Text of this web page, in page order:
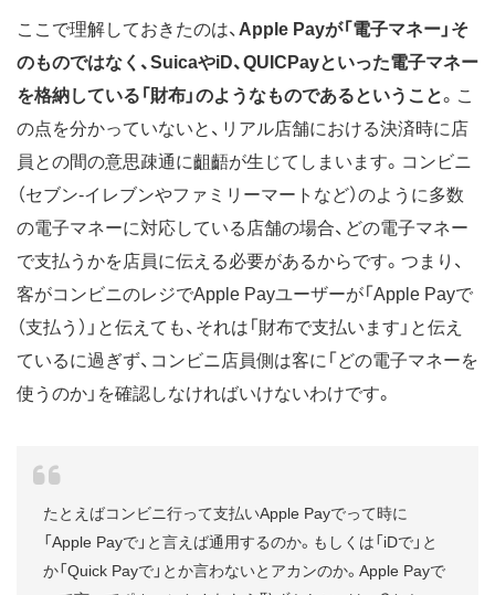
ここで理解しておきたのは、Apple Payが「電子マネー」そ
のものではなく、SuicaやiD、QUICPayといった電子マネー
を格納している「財布」のようなものであるということ。こ
の点を分かっていないと、リアル店舗における決済時に店
員との間の意思疎通に齟齬が生じてしまいます。コンビニ
（セブン-イレブンやファミリーマートなど）のように多数
の電子マネーに対応している店舗の場合、どの電子マネー
で支払うかを店員に伝える必要があるからです。つまり、
客がコンビニのレジでApple Payユーザーが「Apple Payで
（支払う）」と伝えても、それは「財布で支払います」と伝え
ているに過ぎず、コンビニ店員側は客に「どの電子マネーを
使うのか」を確認しなければいけないわけです。
たとえばコンビニ行って支払いApple Payでって時に
「Apple Payで」と言えば通用するのか。もしくは「iDで」と
か「Quick Payで」とか言わないとアカンのか。Apple Payで